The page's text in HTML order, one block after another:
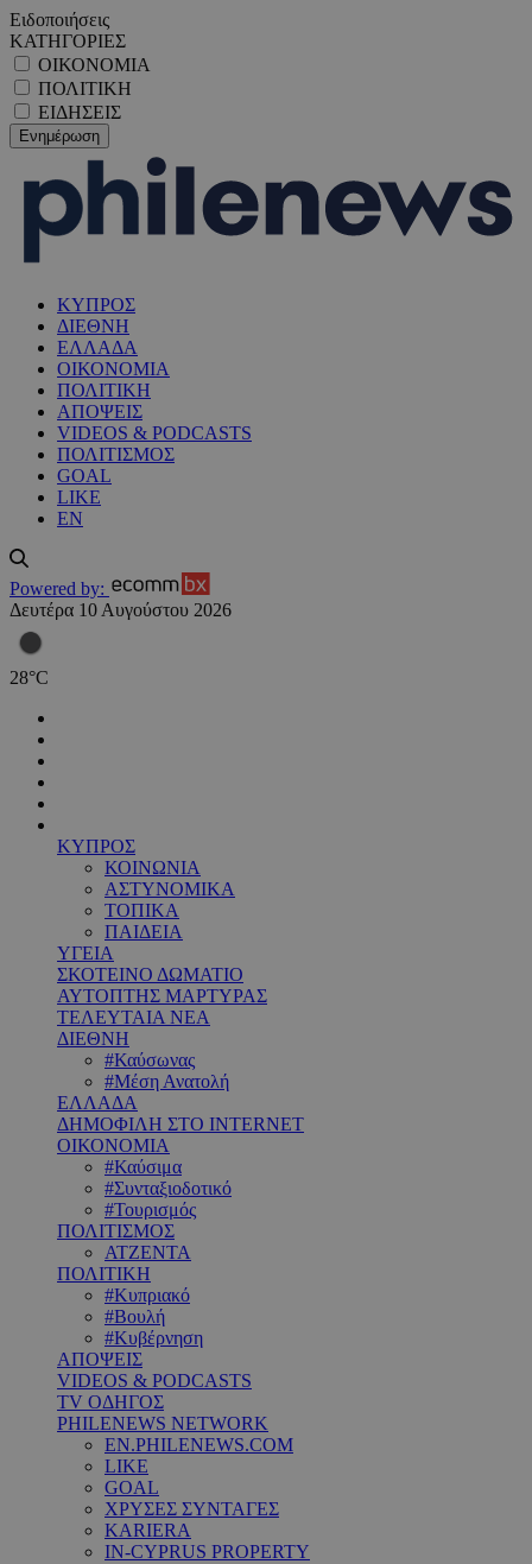
Ειδοποιήσεις
ΚΑΤΗΓΟΡΙΕΣ
ΟΙΚΟΝΟΜΙΑ
ΠΟΛΙΤΙΚΗ
ΕΙΔΗΣΕΙΣ
ΚΥΠΡΟΣ
ΔΙΕΘΝΗ
ΕΛΛΑΔΑ
ΟΙΚΟΝΟΜΙΑ
ΠΟΛΙΤΙΚΗ
ΑΠΟΨΕΙΣ
VIDEOS & PODCASTS
ΠΟΛΙΤΙΣΜΟΣ
GOAL
LIKE
EN
Powered by:
Δευτέρα 10 Αυγούστου 2026
28°C
ΚΥΠΡΟΣ
ΚΟΙΝΩΝΙΑ
ΑΣΤΥΝΟΜΙΚΑ
ΤΟΠΙΚΑ
ΠΑΙΔΕΙΑ
ΥΓΕΙΑ
ΣΚΟΤΕΙΝΟ ΔΩΜΑΤΙΟ
ΑΥΤΟΠΤΗΣ ΜΑΡΤΥΡΑΣ
ΤΕΛΕΥΤΑΙΑ ΝΕΑ
ΔΙΕΘΝΗ
#Καύσωνας
#Μέση Ανατολή
ΕΛΛΑΔΑ
ΔΗΜΟΦΙΛΗ ΣΤΟ INTERNET
ΟΙΚΟΝΟΜΙΑ
#Καύσιμα
#Συνταξιοδοτικό
#Τουρισμός
ΠΟΛΙΤΙΣΜΟΣ
ΑΤΖΕΝΤΑ
ΠΟΛΙΤΙΚΗ
#Κυπριακό
#Βουλή
#Κυβέρνηση
ΑΠΟΨΕΙΣ
VIDEOS & PODCASTS
TV ΟΔΗΓΟΣ
PHILENEWS NETWORK
EN.PHILENEWS.COM
LIKE
GOAL
ΧΡΥΣΕΣ ΣΥΝΤΑΓΕΣ
KARIERA
IN-CYPRUS PROPERTY